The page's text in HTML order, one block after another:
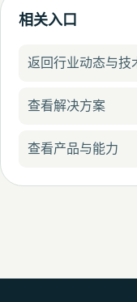
相关入口
返回行业动态与技
查看解决方案
查看产品与能力